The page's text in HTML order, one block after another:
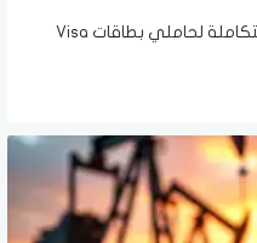
بنك قناة السويس يُقدم تجربة سفر مُتكاملة لحاملي بطاقات Visa